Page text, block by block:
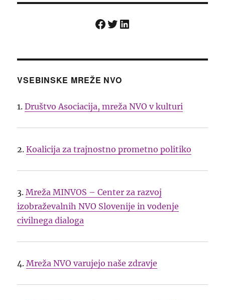
Facebook
Twitter
LinkedIn
VSEBINSKE MREŽE NVO
1.Društvo Asociacija, mreža NVO v kulturi
2.Koalicija za trajnostno prometno politiko
3.Mreža MINVOS – Center za razvoj
izobraževalnih NVO Slovenije in vodenje
civilnega dialoga
4.Mreža NVO varujejo naše zdravje